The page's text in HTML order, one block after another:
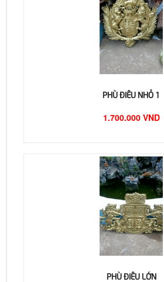
PHÙ ĐIÊU NHỎ 1
1.700.000 VND
PHÙ ĐIÊU LỚN